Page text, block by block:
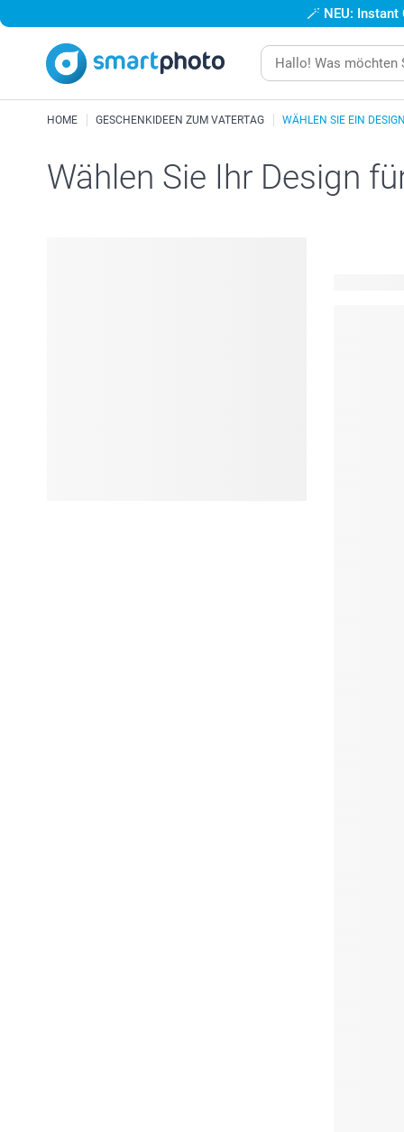
🪄 NEU:
HOME GESCHENKIDEEN ZUM VATERTAG WÄHLEN SIE EIN
Wählen Sie Ihr Design